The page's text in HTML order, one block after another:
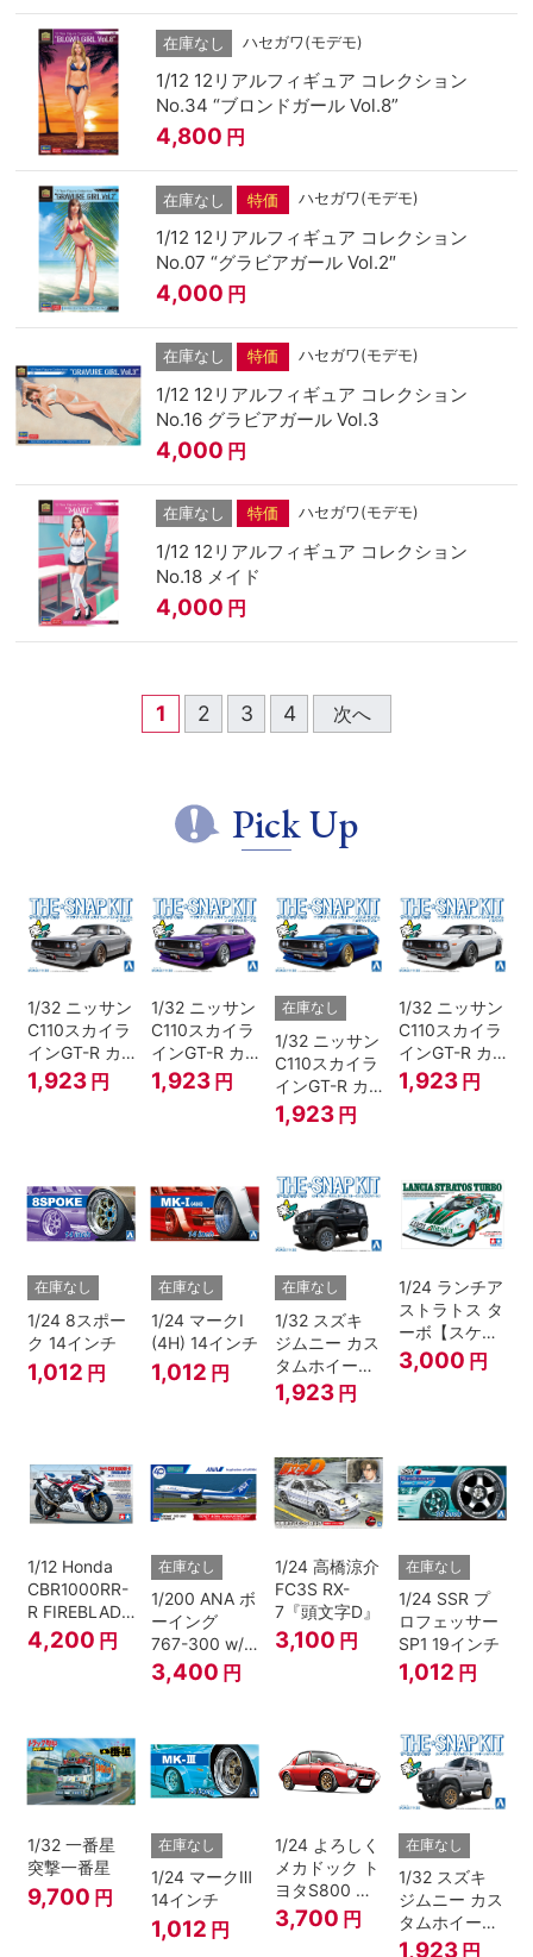
在庫なし ハセガワ(モデモ)
1/12 12リアルフィギュア コレクション
No.34 “ブロンドガール Vol.8”
4,800 円
在庫なし 特価 ハセガワ(モデモ)
1/12 12リアルフィギュア コレクション
No.07 “グラビアガール Vol.2″
4,000 円
在庫なし 特価 ハセガワ(モデモ)
1/12 12リアルフィギュア コレクション
No.16 グラビアガール Vol.3
4,000 円
在庫なし 特価 ハセガワ(モデモ)
1/12 12リアルフィギュア コレクション
No.18 メイド
4,000 円
1 2 3 4 次へ
Pick Up
1/32 ニッサン
C110スカイラ
インGT-R カ
スタム(シルバ
ー)
1,923 円
1/32 ニッサン
C110スカイラ
インGT-R カ
スタム(メタリ
ックパープル)
1,923 円
在庫なし
1/32 ニッサン
C110スカイラ
インGT-R カ
スタム(メタリ
ックブルー)
1,923 円
1/32 ニッサン
C110スカイラ
インGT-R カ
スタム(ホワイ
ト)
1,923 円
在庫なし
1/24 8スポー
ク 14インチ
1,012 円
在庫なし
1/24 マークI
(4H) 14インチ
1,012 円
在庫なし
1/32 スズキ
ジムニー カス
タムホイール
(ブルーイッシ
ュブラックパ
1,923 円
1/24 ランチア
ストラトス タ
ーボ【スケー
ルモデル限
定】
3,000 円
1/12 Honda
CBR1000RR-
R FIREBLADE
SP 30th
Anniversary
4,200 円
在庫なし
1/200 ANA ボ
ーイング
767-300 w/
ウイングレッ
ト “B767就航
3,400 円
1/24 高橋涼介
FC3S RX-
7『頭文字D』
3,100 円
在庫なし
1/24 SSR プ
ロフェッサー
SP1 19インチ
1,012 円
1/32 一番星
突撃一番星
9,700 円
在庫なし
1/24 マークⅢ
14インチ
1,012 円
1/24 よろしく
メカドック ト
ヨタS800 女
暴小町仕様
40周年記念パ
3,700 円
在庫なし
1/32 スズキ
ジムニー カス
タムホイール
(シルキーシル
1,923 円